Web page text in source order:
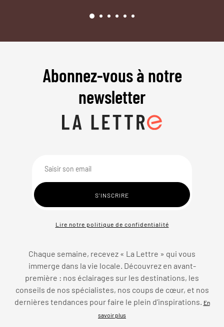
Abonnez-vous à notre
newsletter
Lire notre politique de confidentialité
Chaque semaine, recevez « La Lettre » qui vous
immerge dans la vie locale. Découvrez en avant-
première : nos éclairages sur les destinations, les
conseils de nos spécialistes, nos coups de cœur, et nos
dernières tendances pour faire le plein d’inspirations.
En
savoir plus